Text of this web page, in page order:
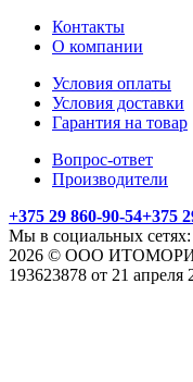
Контакты
О компании
Условия оплаты
Условия доставки
Гарантия на товар
Вопрос-ответ
Производители
+375 29 860-90-54+375
Мы в социальных сетях:
2026 © ООО ИТОМОРИ:
193623878 от 21 апреля